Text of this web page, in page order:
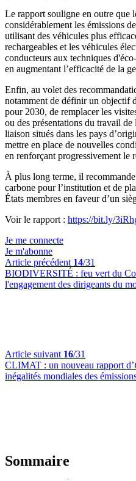
Le rapport souligne en outre que
considérablement les émissions
utilisant des véhicules plus
rechargeables et les véhicules
conducteurs aux techniques
en augmentant l’efficacité de la
Enfin, au volet des
notamment de définir un objectif
pour 2030, de remplacer les
ou des présentations du travail
liaison situés dans les pays
mettre en place de nouvelles
en renforçant progressivement le
À plus long terme, il
carbone pour l’institution et de
États membres en faveur d’un
Voir le rapport : https://bit.ly/
Je me connecte
Je m'abonne
Article précédent 14/31
BIODIVERSITÉ : feu vert du
l'engagement des dirigeants du
Article suivant 16/31
CLIMAT : un nouveau rapport d’
inégalités mondiales des
Sommaire